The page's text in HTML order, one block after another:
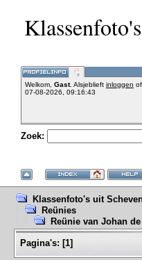
Welkom, Gast. Alsjeblieft inloggen of
07-08-2026, 09:16:43
Zoek:
Klassenfoto's uit
Reünies
Reünie van Johan
Pagina's: [1]